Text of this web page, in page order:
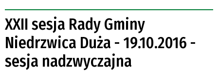
XXII sesja Rady Gminy
Niedrzwica Duża - 19.10.2016 -
sesja nadzwyczajna